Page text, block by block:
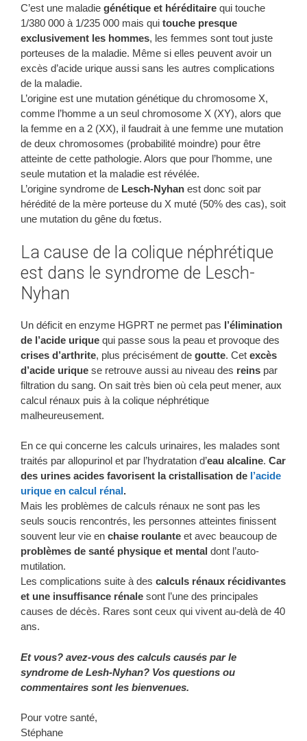
C’est une maladie génétique et héréditaire qui touche
1/380 000 à 1/235 000 mais qui touche presque
exclusivement les hommes, les femmes sont tout juste
porteuses de la maladie. Même si elles peuvent avoir un
excès d’acide urique aussi sans les autres complications
de la maladie.
L’origine est une mutation génétique du chromosome X,
comme l’homme a un seul chromosome X (XY), alors que
la femme en a 2 (XX), il faudrait à une femme une mutation
de deux chromosomes (probabilité moindre) pour être
atteinte de cette pathologie. Alors que pour l’homme, une
seule mutation et la maladie est révélée.
L’origine syndrome de Lesch-Nyhan est donc soit par
hérédité de la mère porteuse du X muté (50% des cas), soit
une mutation du gêne du fœtus.
La cause de la colique néphrétique
est dans le syndrome de Lesch-
Nyhan
Un déficit en enzyme HGPRT ne permet pas l’élimination
de l’acide urique qui passe sous la peau et provoque des
crises d’arthrite, plus précisément de goutte. Cet excès
d’acide urique se retrouve aussi au niveau des reins par
filtration du sang. On sait très bien où cela peut mener, aux
calcul rénaux puis à la colique néphrétique
malheureusement.
En ce qui concerne les calculs urinaires, les malades sont
traités par allopurinol et par l’hydratation d’eau alcaline. Car
des urines acides favorisent la cristallisation de l’acide
urique en calcul rénal.
Mais les problèmes de calculs rénaux ne sont pas les
seuls soucis rencontrés, les personnes atteintes finissent
souvent leur vie en chaise roulante et avec beaucoup de
problèmes de santé physique et mental dont l’auto-
mutilation.
Les complications suite à des calculs rénaux récidivantes
et une insuffisance rénale sont l’une des principales
causes de décès. Rares sont ceux qui vivent au-delà de 40
ans.
Et vous? avez-vous des calculs causés par le
syndrome de Lesh-Nyhan? Vos questions ou
commentaires sont les bienvenues.
Pour votre santé,
Stéphane